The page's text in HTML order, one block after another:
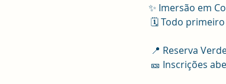
✨ Imersão em
🗓️ Todo
📍 Reserva
🎫 Inscrições